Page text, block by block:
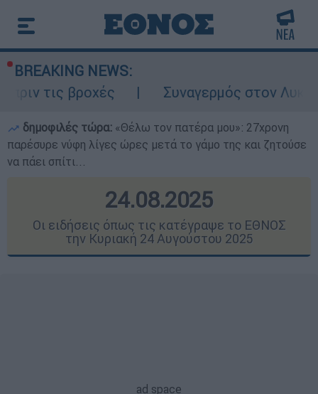
BREAKING NEWS:
Συναγερμός στον Λυκαβηττό: Σορός
δημοφιλές τώρα: «Θέλω τον πατέρα μου»: 27χρονη
παρέσυρε νύφη λίγες ώρες μετά το γάμο της και ζητούσε
να πάει σπίτι...
24.08.2025
Οι ειδήσεις όπως τις κατέγραψε το ΕΘΝΟΣ
την Κυριακή 24 Αυγούστου 2025